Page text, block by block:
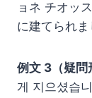
ョネ チオッ
に建てられま
例文 3（疑問
게 지으셨습